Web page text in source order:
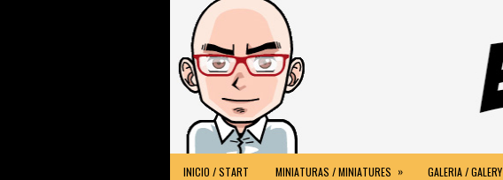
INICIO / START MINIATURAS / MINIATURES » GALERIA / GALERY